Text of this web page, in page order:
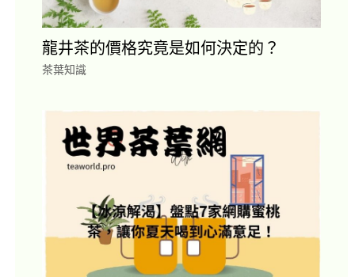
龍井茶的價格究竟是如何決定的？
茶葉知識